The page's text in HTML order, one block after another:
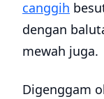
canggih
dengan
mewah juga.
Digenggam